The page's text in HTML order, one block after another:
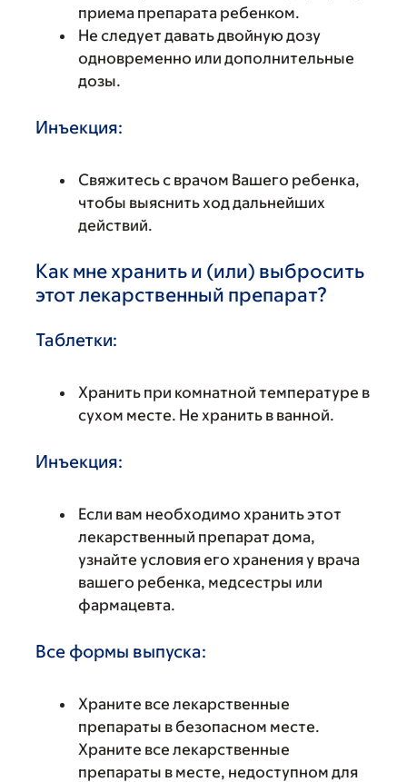
приема препарата ребенком.
Не следует давать двойную дозу
одновременно или дополнительные
дозы.
Инъекция:
Свяжитесь с врачом Вашего ребенка,
чтобы выяснить ход дальнейших
действий.
Как мне хранить и (или) выбросить
этот лекарственный препарат?
Таблетки:
Хранить при комнатной температуре в
сухом месте. Не хранить в ванной.
Инъекция:
Если вам необходимо хранить этот
лекарственный препарат дома,
узнайте условия его хранения у врача
вашего ребенка, медсестры или
фармацевта.
Все формы выпуска:
Храните все лекарственные
препараты в безопасном месте.
Храните все лекарственные
препараты в месте, недоступном для